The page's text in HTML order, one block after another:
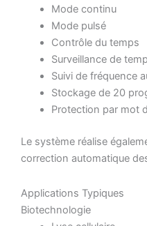
Mode continu
Mode pulsé
Contrôle du temps
Surveillance de
Suivi de fréquence
Stockage de 20
Protection par mot
Le système réalise
correction automatique
Applications Typiques
Biotechnologie